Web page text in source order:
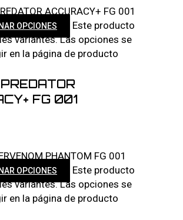
OPCIONES
Este producto
variantes. Las opciones se
en la página de producto
FG 001
OPCIONES
Este producto
variantes. Las opciones se
en la página de producto